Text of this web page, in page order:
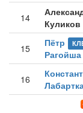
14
Куликов
15
Пётр
Рагойша
16